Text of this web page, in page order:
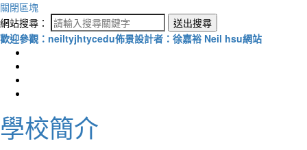
關閉區塊
網站搜尋：
送出搜尋
歡迎參觀：neiltyjhtycedu佈景設計者：徐嘉裕 Neil hsu網站
學校簡介